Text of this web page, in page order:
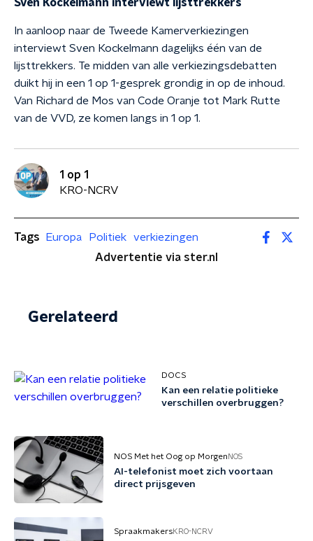
Sven Kockelmann interviewt lijsttrekkers
In aanloop naar de Tweede Kamerverkiezingen
interviewt Sven Kockelmann dagelijks één van de
lijsttrekkers. Te midden van alle verkiezingsdebatten
duikt hij in een 1 op 1-gesprek grondig in op de inhoud.
Van Richard de Mos van Code Oranje tot Mark Rutte
van de VVD, ze komen langs in 1 op 1.
1 op 1
KRO-NCRV
Tags Europa Politiek
verkiezingen
Advertentie via ster.nl
Gerelateerd
DOCS
Kan een relatie politieke
verschillen overbruggen?
NOS Met het Oog op Morgen NOS
AI-telefonist moet zich voortaan
direct prijsgeven
SpraakmakersKRO-NCRV